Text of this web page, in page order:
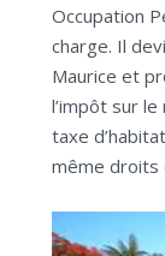
Occupation
charge. Il
Maurice et
l’impôt sur
taxe
même droits